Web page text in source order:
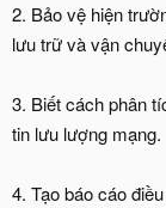
2. Bảo vệ hiện
lưu trữ và vận
3. Biết cách phân
tin lưu lượng mạng.
4. Tạo báo cáo